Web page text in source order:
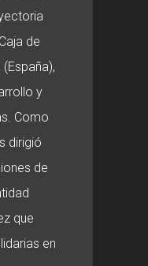
de
y
Como
dirigió
de
que
en